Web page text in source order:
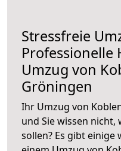
Stressfreie
Umzug von
Gröningen
Ihr Umzug von
und Sie wissen nicht,
sollen? Es gibt einige